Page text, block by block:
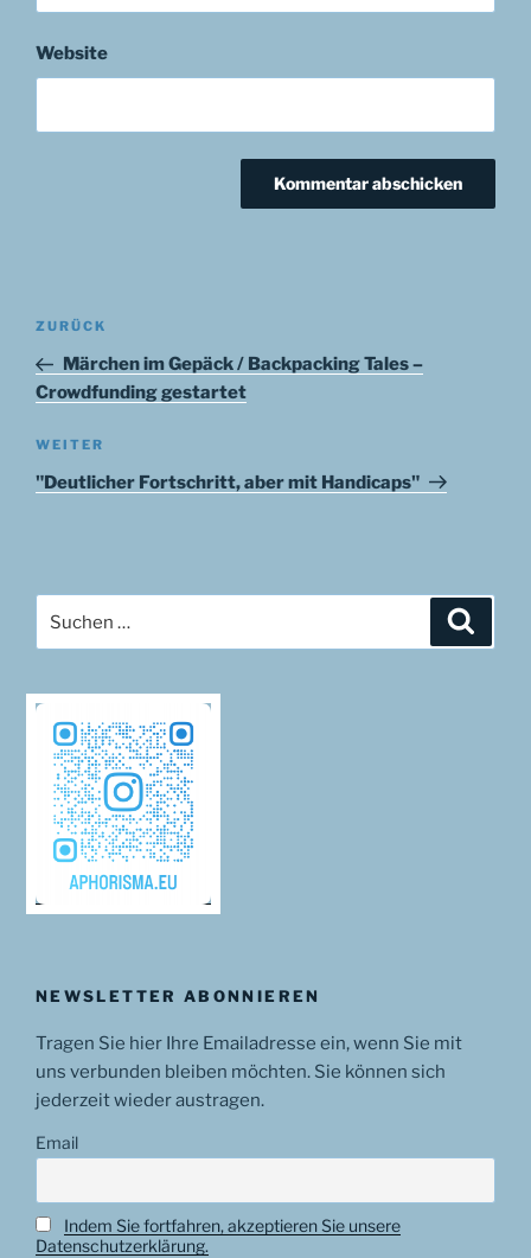
Website
Beitragsnavigation
Vorheriger
Beitrag
ZURÜCK
Märchen im Gepäck / Backpacking Tales –
Crowdfunding gestartet
Nächster
Beitrag
WEITER
"Deutlicher Fortschritt, aber mit Handicaps"
nach:
NEWSLETTER ABONNIEREN
Tragen Sie hier Ihre Emailadresse ein, wenn Sie mit
uns verbunden bleiben möchten. Sie können sich
jederzeit wieder austragen.
Email
Indem Sie fortfahren, akzeptieren Sie unsere
Datenschutzerklärung.